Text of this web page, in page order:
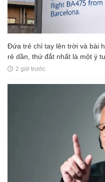
Đứa trẻ chỉ tay lên trời và bài
rẻ dần, thứ đắt nhất là một ý
2 giờ trước